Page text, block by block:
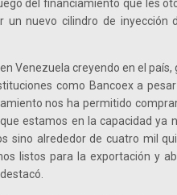
del financiamiento que les
un nuevo cilindro de inyección
Venezuela creyendo en el
como Bancoex a
nos ha permitido
estamos en la capacidad ya
sino alrededor de cuatro mil
listos para la exportación y